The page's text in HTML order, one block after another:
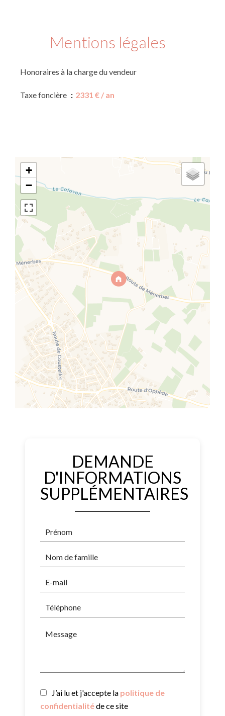
Mentions légales
Honoraires à la charge du vendeur
Taxe foncière 2331 € / an
+
−
DEMANDE
D'INFORMATIONS
SUPPLÉMENTAIRES
J’ai lu et j'accepte la politique de
confidentialitéde ce site